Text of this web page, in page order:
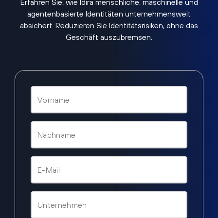
Erfahren Sie, wie Idira menschliche, maschinelle und
agentenbasierte Identitäten unternehmensweit
absichert. Reduzieren Sie Identitätsrisiken, ohne das
Geschäft auszubremsen.